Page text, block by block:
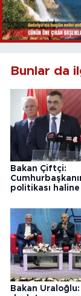
Bunlar da
Bakan Çiftçi:
politikası
Bakan